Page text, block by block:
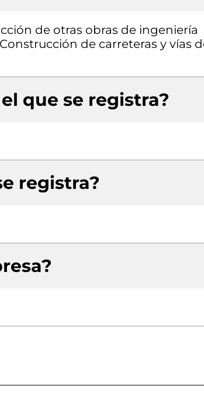
de otras obras de ingeniería
de carreteras y vías
que se registra?
registra?